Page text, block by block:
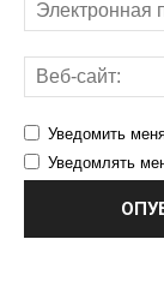
Уведомить
Уведомлять